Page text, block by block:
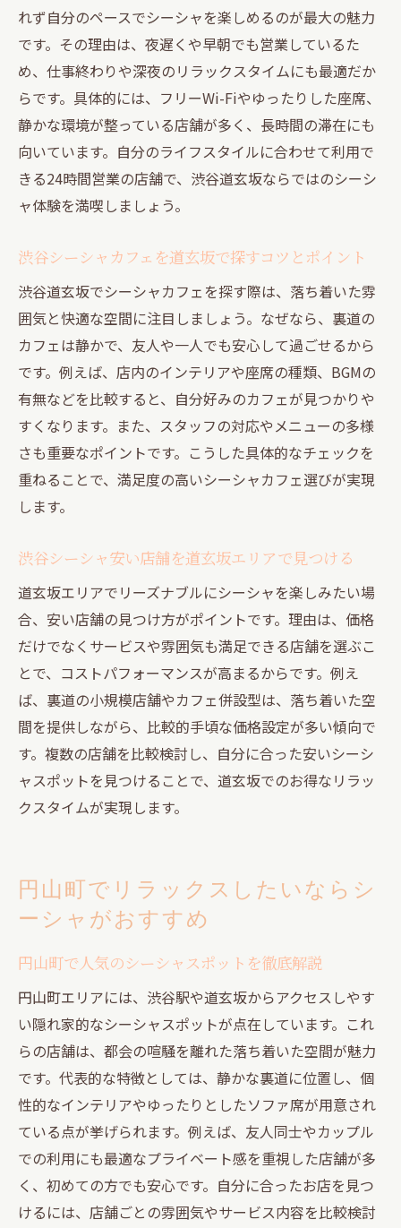
渋谷シーシャ道玄坂・円山町で極上リラッ
クス体験
れず自分のペースでシーシャを楽しめるのが最大の魅力
です。その理由は、夜遅くや早朝でも営業しているた
め、仕事終わりや深夜のリラックスタイムにも最適だか
らです。具体的には、フリーWi-Fiやゆったりした座席、
静かな環境が整っている店舗が多く、長時間の滞在にも
向いています。自分のライフスタイルに合わせて利用で
きる24時間営業の店舗で、渋谷道玄坂ならではのシーシ
ャ体験を満喫しましょう。
渋谷シーシャカフェを道玄坂で探すコツとポイント
渋谷道玄坂でシーシャカフェを探す際は、落ち着いた雰
囲気と快適な空間に注目しましょう。なぜなら、裏道の
カフェは静かで、友人や一人でも安心して過ごせるから
です。例えば、店内のインテリアや座席の種類、BGMの
有無などを比較すると、自分好みのカフェが見つかりや
すくなります。また、スタッフの対応やメニューの多様
さも重要なポイントです。こうした具体的なチェックを
重ねることで、満足度の高いシーシャカフェ選びが実現
します。
渋谷シーシャ安い店舗を道玄坂エリアで見つける
道玄坂エリアでリーズナブルにシーシャを楽しみたい場
合、安い店舗の見つけ方がポイントです。理由は、価格
だけでなくサービスや雰囲気も満足できる店舗を選ぶこ
とで、コストパフォーマンスが高まるからです。例え
ば、裏道の小規模店舗やカフェ併設型は、落ち着いた空
間を提供しながら、比較的手頃な価格設定が多い傾向で
す。複数の店舗を比較検討し、自分に合った安いシーシ
ャスポットを見つけることで、道玄坂でのお得なリラッ
クスタイムが実現します。
円山町でリラックスしたいならシ
ーシャがおすすめ
円山町で人気のシーシャスポットを徹底解説
円山町エリアには、渋谷駅や道玄坂からアクセスしやす
い隠れ家的なシーシャスポットが点在しています。これ
らの店舗は、都会の喧騒を離れた落ち着いた空間が魅力
です。代表的な特徴としては、静かな裏道に位置し、個
性的なインテリアやゆったりとしたソファ席が用意され
ている点が挙げられます。例えば、友人同士やカップル
での利用にも最適なプライベート感を重視した店舗が多
く、初めての方でも安心です。自分に合ったお店を見つ
けるには、店舗ごとの雰囲気やサービス内容を比較検討